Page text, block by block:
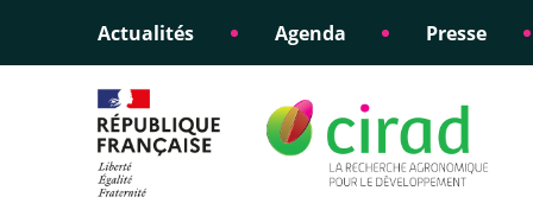
Actualités Agenda Presse
Éclairer les politiques
Appui à la
scientifique
Engagements éthiques
sociétale